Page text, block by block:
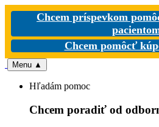
Chcem príspevkom
Chcem pomôcť
Menu ▲
Hľadám pomoc
Chcem poradiť od